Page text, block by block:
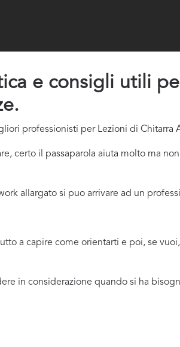
e consigli utili
professionisti per Lezioni di Chitarra
certo il passaparola aiuta molto ma
allargato si puo arrivare ad un
a capire come orientarti e poi, se
in considerazione quando si ha